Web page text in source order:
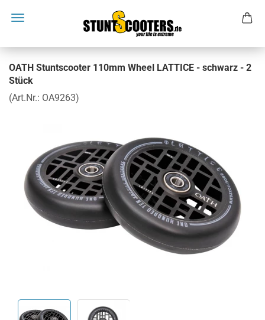
OATH Stuntscooter 110mm Wheel LATTICE - schwarz - 2
Stück
(Art.Nr.: OA9263)